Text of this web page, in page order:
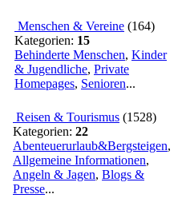
Menschen & Vereine (164)
Kategorien: 15
Behinderte Menschen, Kinder
& Jugendliche, Private
Homepages, Senioren...
Reisen & Tourismus (1528)
Kategorien: 22
Abenteuerurlaub&Bergsteigen,
Allgemeine Informationen,
Angeln & Jagen, Blogs &
Presse...